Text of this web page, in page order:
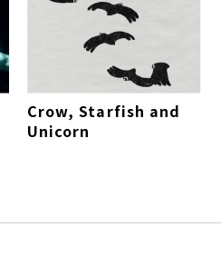
Crow, Starfish and
Unicorn